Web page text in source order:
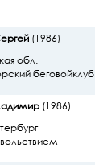
(1986)
обл.
беговойклуб
(1986)